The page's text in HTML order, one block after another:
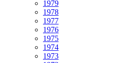
1979
1978
1977
1976
1975
1974
1973